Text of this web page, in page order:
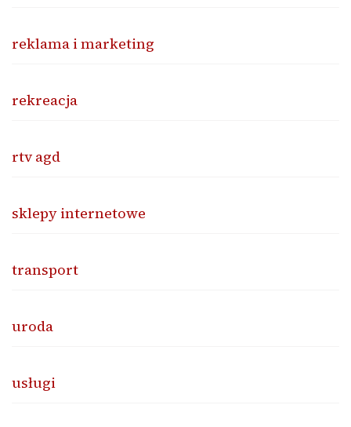
reklama i marketing
rekreacja
rtv agd
sklepy internetowe
transport
uroda
usługi